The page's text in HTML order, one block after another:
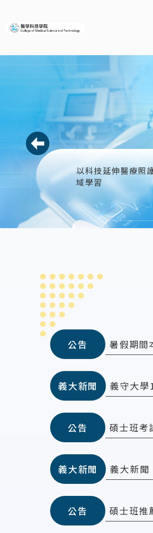
上一則
以科技延伸醫療照
域學習
:::
公告 暑假期間
義大新聞 義守大
公告 碩士班考
義大新聞 義大新聞
公告 碩士班推